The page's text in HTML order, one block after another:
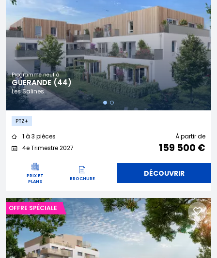
Programme neuf à
GUERANDE (44)
Les Salines
PTZ+
1 à 3 pièces
4e Trimestre 2027
À partir de
159 500 €
PRIX ET
PLANS
BROCHURE
DÉCOUVRIR
OFFRE SPÉCIALE